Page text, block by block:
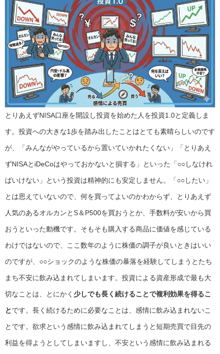
とりあえずNISA口座を開設し投資を始めた人を投資1.0と定義しま
す。投資への大きな1歩を踏み出したことはとても素晴らしいのです
が、「みんながやっているから置いていかれたくない」「とりあえ
ずNISAとiDeCoはやっておかないと損する」といった「○○しなけれ
ばいけない」という投資は精神的にも安定しません。「○○したい」
とは思えていないので、何を買ってよいのかわからず、とりあえず
人気のあるオルカンとS＆P500を買おうとか、手数料が安いから買
おうといった動機です。そもそも購入する商品に価値を感じている
わけではないので、ここ数年のように株価の調子が良いときはいい
のですが、○○ショックのような株価の暴落を経験してしまうとたち
まち不安に飲み込まれてしまいます。投資による資産形成で最も大
切なことは、とにかく 少しでも長く続けることで複利効果を得るこ
とです。長く続けるために必要なことは、感情に飲み込まれないこ
とです。欲求という感情に飲み込まれてしまうと短期売買で目先の
利益を得ようとしてしまいますし、不安という感情に飲み込まれる